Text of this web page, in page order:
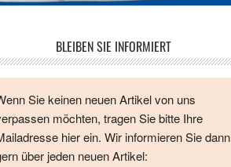
BLEIBEN SIE INFORMIERT
Sie keinen neuen Artikel von uns
möchten, tragen Sie bitte Ihre
hier ein. Wir informieren Sie dann
über jeden neuen Artikel: